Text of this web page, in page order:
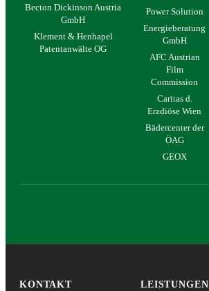
Becton Dickinson Austria
GmbH
Klement & Henhapel
Patentanwälte OG
Power Solution
Energieberatung
GmbH
AFC Austrian
Film
Commission
Caritas d.
Erzdiöse Wien
Bädercenter der
ÖAG
GEOX
KONTAKT LEISTUNGEN